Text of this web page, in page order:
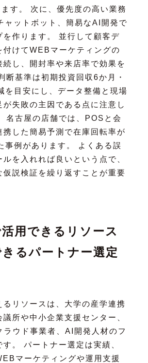
す。 次に、優先度の高い業務
ャットボット、簡易なAI開発で
を作ります。 並行して顧客デ
付けてWEBマーケティングの
続し、開封率や来店率で効果を
断基準は初期投資回収6か月・
を目安にし、データ整備と現場
が失敗の主因である点に注意し
名古屋の店舗では、POSと会
携した簡易予測で在庫回転率が
事例があります。 よくある誤
を入れれば良いという点で、
仮説検証を繰り返すことが重要
用できるリソース
きるパートナー選定
るリソースは、大学の産学連携
議所や中小企業支援センター、
ウド事業者、AI開発人材のフ
す。 パートナー選定は実績、
マーケティングや運用支援